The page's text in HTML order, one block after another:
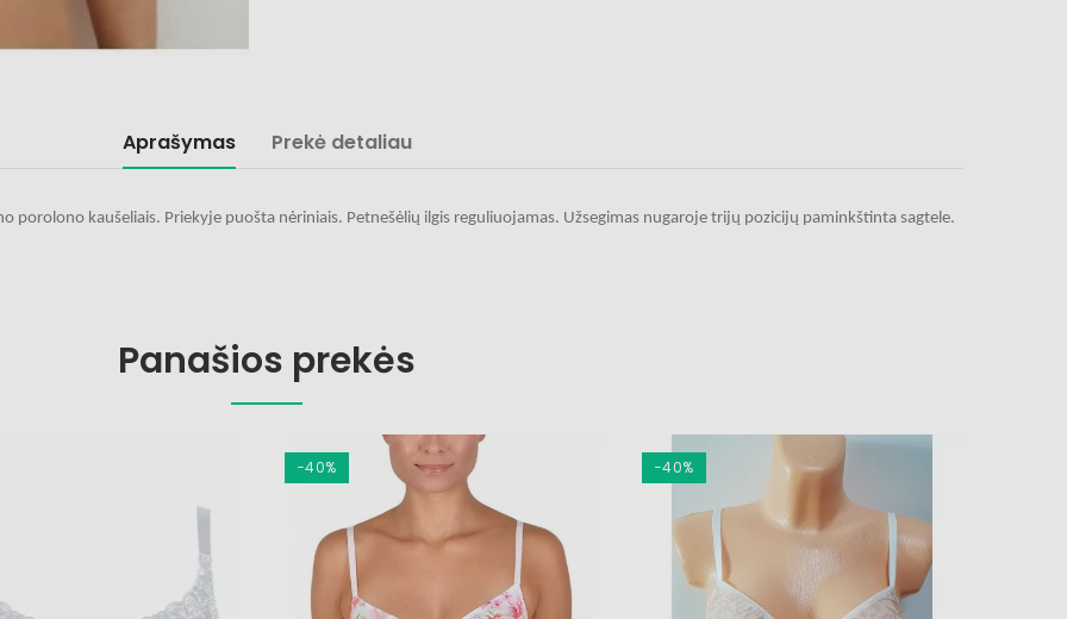
Aprašymas Prekė detaliau
porolono kaušeliais. Priekyje puošta nėriniais. Petnešėlių ilgis reguliuojamas. Užsegimas nugaroje trijų pozicijų paminkštinta sagtele.
Panašios prekės
−40% −40%